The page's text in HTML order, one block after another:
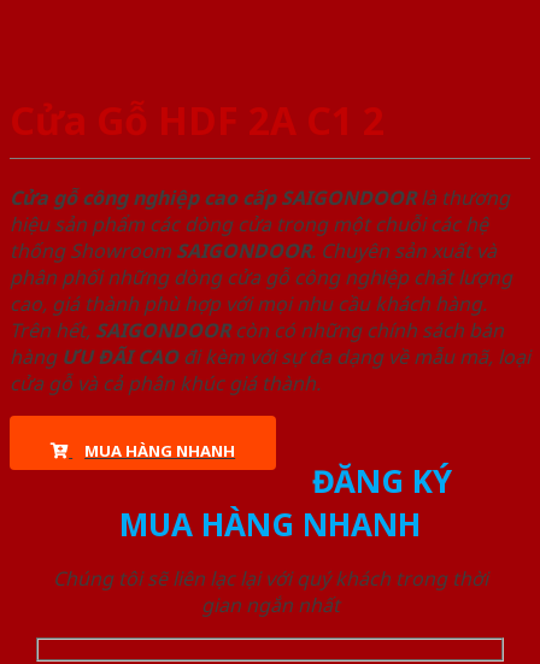
Cửa Gỗ HDF 2A C1 2
Cửa gỗ công nghiệp cao cấp SAIGONDOORlà thương
hiệu sản phẩm các dòng cửa trong một chuỗi các hệ
thống Showroom SAIGONDOOR. Chuyên sản xuất và
phân phối những dòng cửa gỗ công nghiệp chất lượng
cao, giá thành phù hợp với mọi nhu cầu khách hàng.
Trên hết, SAIGONDOORcòn có những chính sách bán
hàng ƯU ĐÃI CAOđi kèm với sự đa dạng về mẫu mã, loại
cửa gỗ và cả phân khúc giá thành.
MUA HÀNG NHANH
ĐĂNG KÝ
MUA HÀNG NHANH
Chúng tôi sẽ liên lạc lại với quý khách trong thời
gian ngắn nhất